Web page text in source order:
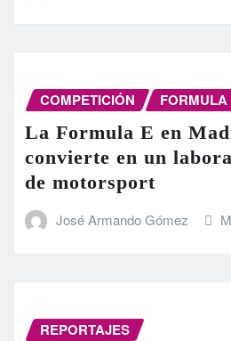
COMPETICIÓN FORMULA
La Formula E en
convierte en un
de motorsport
José Armando Gómez
REPORTAJES